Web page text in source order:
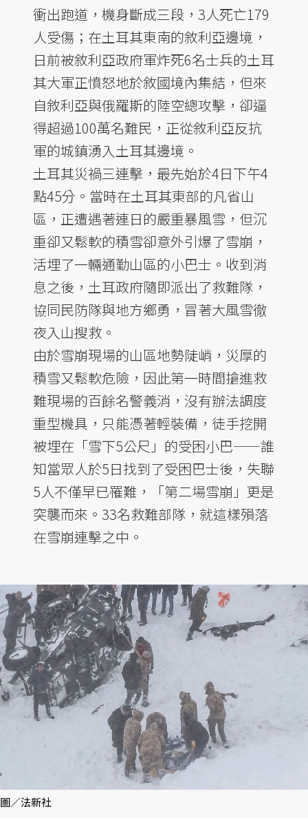
衝出跑道，機身斷成三段，3人死亡179
人受傷；在土耳其東南的敘利亞邊境，
日前被敘利亞政府軍炸死6名士兵的土耳
其大軍正憤怒地於敘國境內集結，但來
自敘利亞與俄羅斯的陸空總攻擊，卻逼
得超過100萬名難民，正從敘利亞反抗
軍的城鎮湧入土耳其邊境。
土耳其災禍三連擊，最先始於4日下午4
點45分。當時在土耳其東部的凡省山
區，正遭遇著連日的嚴重暴風雪，但沉
重卻又鬆軟的積雪卻意外引爆了雪崩，
活埋了一輛通勤山區的小巴士。收到消
息之後，土耳政府隨即派出了救難隊，
協同民防隊與地方鄉勇，冒著大風雪徹
夜入山搜救。
由於雪崩現場的山區地勢陡峭，災厚的
積雪又鬆軟危險，因此第一時間搶進救
難現場的百餘名警義消，沒有辦法調度
重型機具，只能憑著輕裝備，徒手挖開
被埋在「雪下5公尺」的受困小巴——誰
知當眾人於5日找到了受困巴士後，失聯
5人不僅早已罹難，「第二場雪崩」更是
突襲而來。33名救難部隊，就這樣殞落
在雪崩連擊之中。
圖／法新社